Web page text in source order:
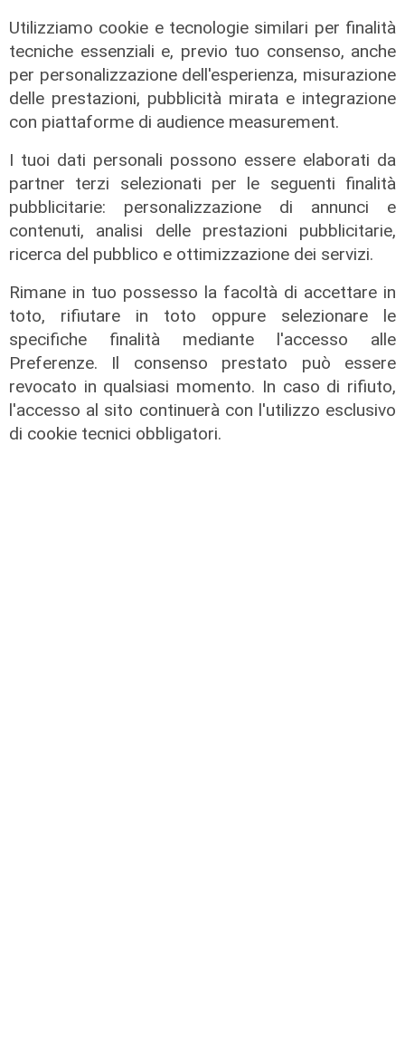
Utilizziamo cookie e tecnologie similari per finalità
tecniche essenziali e, previo tuo consenso, anche
per personalizzazione dell'esperienza, misurazione
delle prestazioni, pubblicità mirata e integrazione
con piattaforme di audience measurement.
I tuoi dati personali possono essere elaborati da
partner terzi selezionati per le seguenti finalità
pubblicitarie: personalizzazione di annunci e
contenuti, analisi delle prestazioni pubblicitarie,
ricerca del pubblico e ottimizzazione dei servizi.
Rimane in tuo possesso la facoltà di accettare in
toto, rifiutare in toto oppure selezionare le
specifiche finalità mediante l'accesso alle
Preferenze. Il consenso prestato può essere
revocato in qualsiasi momento. In caso di rifiuto,
l'accesso al sito continuerà con l'utilizzo esclusivo
di cookie tecnici obbligatori.
delle comunità locali.
Dopo i saluti istituzionali del presidente del
Municipio III Bassa Valbisagno, Fabrizio Ivaldi,
sono intervenuti rappresentanti del mondo
Canepa della Direzione Nazionale Antimafia,
Luca Curtaz dell’Associazione degli Abitanti
della Maddalena, Luca Feletti della
Fondazione Auxilium, Cinzia Marangoni della
Veneranda Compagnia di Misericordia e
Francesca Vablais di Libera Genova.
La giornata si è conclusa con momenti di
musica e danza insieme al gruppo “Passi e ri…
passi”, all’interno di una più ampia Festa di
Primavera che porterà al centro del dibattito
cittadino anche temi legati allamobilità
sostenibilee allasicurezza stradale